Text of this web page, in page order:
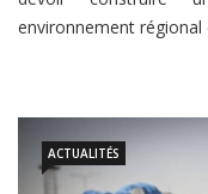
environnement régional
ACTUALITÉS